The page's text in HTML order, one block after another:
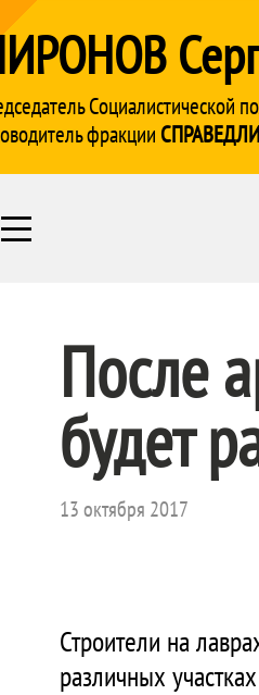
Социалистической
фракции
После
будет
13 октября 2017
Строители на
различных